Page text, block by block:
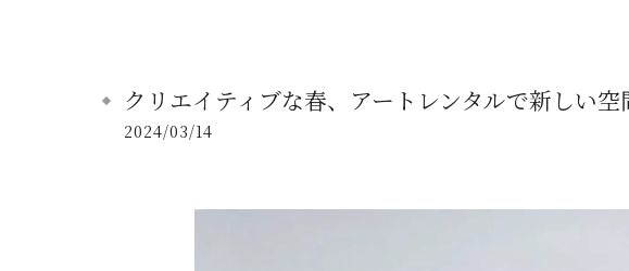
クリエイティブな春、アートレンタルで新しい空
2024/03/14